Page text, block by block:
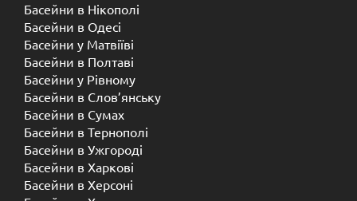
Басейни в Нікополі
Басейни в Одесі
Басейни у Матвіїві
Басейни в Полтаві
Басейни у ​​Рівному
Басейни в Слов’янську
Басейни в Сумах
Басейни в Тернополі
Басейни в Ужгороді
Басейни в Харкові
Басейни в Херсоні